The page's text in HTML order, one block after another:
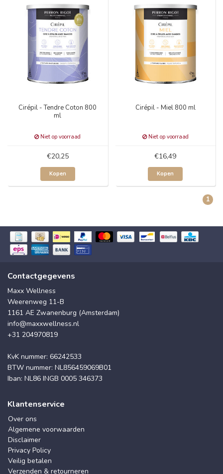
Cirépil - Tendre Coton 800
ml
Niet op voorraad
€20,25
Kopen
Cirépil - Miel 800 ml
Niet op voorraad
€16,49
Kopen
1
Contactgegevens
Maxx Wellness
Weerenweg 11-B
1161 AE Zwanenburg (Amsterdam)
info@maxxwellness.nl
+31 204970819
KvK nummer: 66242533
BTW nummer: NL856459069B01
Iban: NL86 INGB 0005 346373
Klantenservice
Over ons
Algemene voorwaarden
Disclaimer
Privacy Policy
Veilig betalen
Verzenden & retourneren